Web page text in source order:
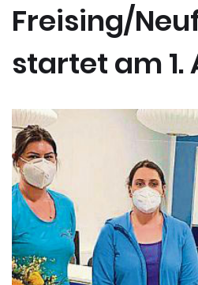
Freising/
startet am 1.